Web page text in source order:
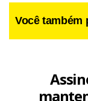
Você também